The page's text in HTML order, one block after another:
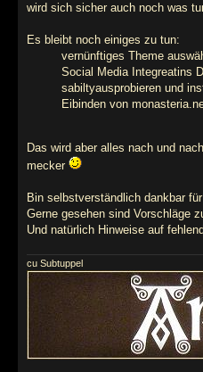
wird sich sicher auch noch was
Es bleibt noch einiges zu tun:
vernünftiges Theme
Social Media Integreatins
sabiltyausprobieren und
Eibinden von
Das wird aber alles nach und
mecker
Bin selbstverständlich dankbar
Gerne gesehen sind Vorschläge
Und natürlich Hinweise auf
cu Subtuppel